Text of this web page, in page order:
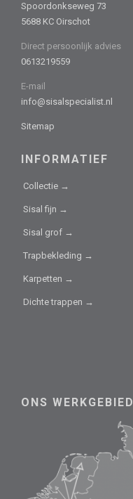
Spoordonkseweg 73
5688 KC Oirschot
Direct persoonlijk advies
0613219559
E-mail
info@sisalspecialist.nl
Sitemap
INFORMATIEF
Collectie →
Sisal fijn →
Sisal grof →
Trapbekleding →
Karpetten →
Dichte trappen →
ONS WERKGEBIED